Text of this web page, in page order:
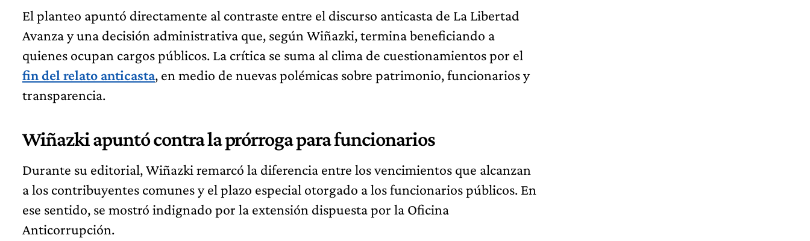
El planteo apuntó directamente al contraste entre el discurso anticasta de La Libertad
Avanza y una decisión administrativa que, según Wiñazki, termina beneficiando a
quienes ocupan cargos públicos. La crítica se suma al clima de cuestionamientos por el
fin del relato anticasta, en medio de nuevas polémicas sobre patrimonio, funcionarios y
transparencia.
Wiñazki apuntó contra la prórroga para funcionarios
Durante su editorial, Wiñazki remarcó la diferencia entre los vencimientos que alcanzan
a los contribuyentes comunes y el plazo especial otorgado a los funcionarios públicos. En
ese sentido, se mostró indignado por la extensión dispuesta por la Oficina
Anticorrupción.